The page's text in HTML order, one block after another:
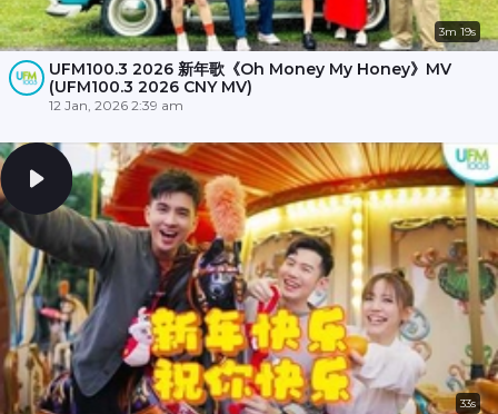
3m 19s
UFM100.3 2026 新年歌《Oh Money My Honey》MV
(UFM100.3 2026 CNY MV)
12 Jan, 2026 2:39 am
33s